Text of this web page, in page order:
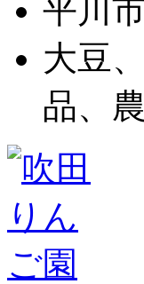
平川
大豆
品、